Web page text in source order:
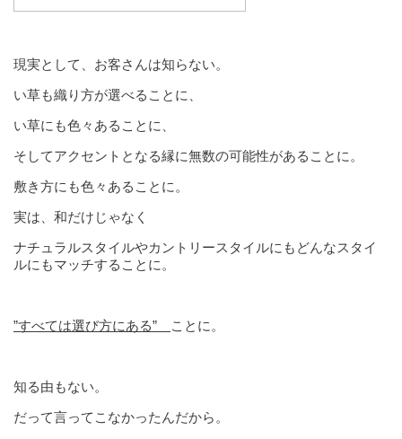
現実として、お客さんは知らない。
い草も織り方が選べることに、
い草にも色々あることに、
そしてアクセントとなる縁に無数の可能性があることに。
敷き方にも色々あることに。
実は、和だけじゃなく
ナチュラルスタイルやカントリースタイルにもどんなスタイ
ルにもマッチすることに。
”すべては選び方にある” ことに。
知る由もない。
だって言ってこなかったんだから。